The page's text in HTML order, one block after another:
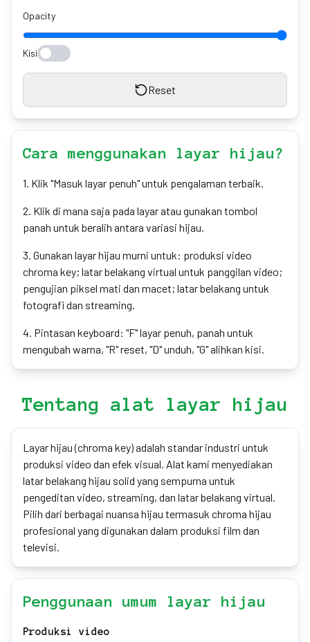
Opacity
Kisi
Reset
Cara menggunakan layar hijau?
1. Klik "Masuk layar penuh" untuk pengalaman terbaik.
2. Klik di mana saja pada layar atau gunakan tombol
panah untuk beralih antara variasi hijau.
3. Gunakan layar hijau murni untuk: produksi video
chroma key; latar belakang virtual untuk panggilan video;
pengujian piksel mati dan macet; latar belakang untuk
fotografi dan streaming.
4. Pintasan keyboard: "F" layar penuh, panah untuk
mengubah warna, "R" reset, "D" unduh, "G" alihkan kisi.
Tentang alat layar hijau
Layar hijau (chroma key) adalah standar industri untuk
produksi video dan efek visual. Alat kami menyediakan
latar belakang hijau solid yang sempurna untuk
pengeditan video, streaming, dan latar belakang virtual.
Pilih dari berbagai nuansa hijau termasuk chroma hijau
profesional yang digunakan dalam produksi film dan
televisi.
Penggunaan umum layar hijau
Produksi video